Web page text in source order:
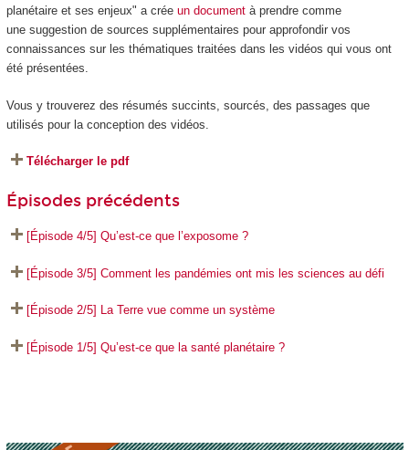
planétaire et ses enjeux" a crée un documentà prendre comme
une suggestion de sources supplémentaires pour approfondir vos
connaissances sur les thématiques traitées dans les vidéos qui vous ont
été présentées.
Vous y trouverez des résumés succints, sourcés, des passages que
utilisés pour la conception des vidéos.
Télécharger le pdf
Épisodes précédents
[Épisode 4/5] Qu’est-ce que l’exposome ?
[Épisode 3/5] Comment les pandémies ont mis les sciences au défi
[Épisode 2/5] La Terre vue comme un système
[Épisode 1/5] Qu’est-ce que la santé planétaire ?